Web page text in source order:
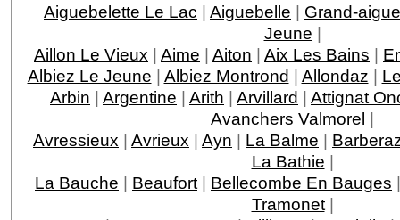
Aiguebelette Le Lac | Aiguebelle | Grand-
Jeune |
Aillon Le Vieux | Aime | Aiton | Aix Les Bains |
Albiez Le Jeune | Albiez Montrond | Allondaz |
Arbin | Argentine | Arith | Arvillard | Attignat
Avanchers Valmorel |
Avressieux | Avrieux | Ayn | La Balme |
La Bathie |
La Bauche | Beaufort | Bellecombe En Bauges
Tramonet|